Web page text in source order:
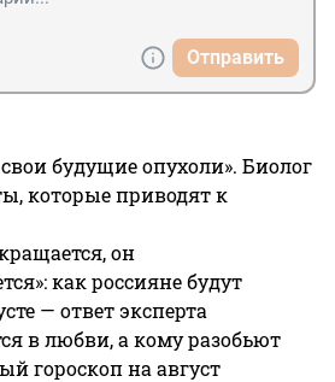
Отправить
будущие опухоли». Биолог
которые приводят к
он
как россияне будут
— ответ эксперта
в любви, а кому разобьют
гороскоп на август